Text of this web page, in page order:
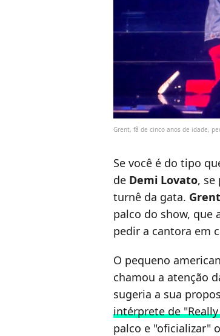
Grent, fã de cinco anos de idade,
Se você é do tipo
de Demi Lovato, se
turnê da gata. Grent
palco do show, que
pedir a cantora em
O pequeno
chamou a atenção
sugeria a sua
intérprete de
palco e "oficializar"